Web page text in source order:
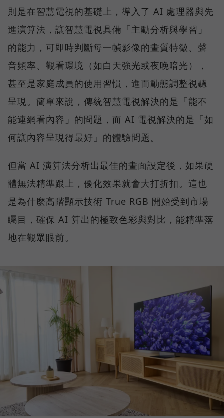
則是在智慧電視的基礎上，導入了 AI 處理器與先
進演算法，讓智慧電視具備「主動分析與學習」
的能力，可即時判斷每一幀影像的畫質特徵、聲
音頻率、觀看環境（如白天強光或夜晚暗光），
甚至是家庭成員的使用習慣，進而動態調整視聽
呈現。簡單來說，傳統智慧電視解決的是「能不
能連網看內容」的問題，而 AI 電視解決的是「如
何讓內容呈現得最好」的體驗問題。
但當 AI 演算法分析出最佳的畫面設定後，如果硬
體無法精準跟上，優化效果就會大打折扣。這也
是為什麼高階顯示技術 True RGB 開始受到市場
矚目，確保 AI 算出的極致色彩與對比，能精準落
地在觀眾眼前。